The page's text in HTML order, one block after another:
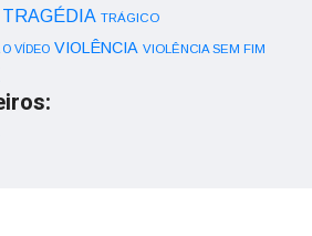
TRAGÉDIA TRÁGICO
VÍDEO VIOLÊNCIA VIOLÊNCIA SEM FIM